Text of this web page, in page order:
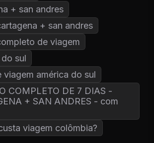
+ san andres
+ san andres
de viagem
sul
viagem américa do sul
COMPLETO DE 7 DIAS -
+ SAN ANDRES - com
viagem colômbia?